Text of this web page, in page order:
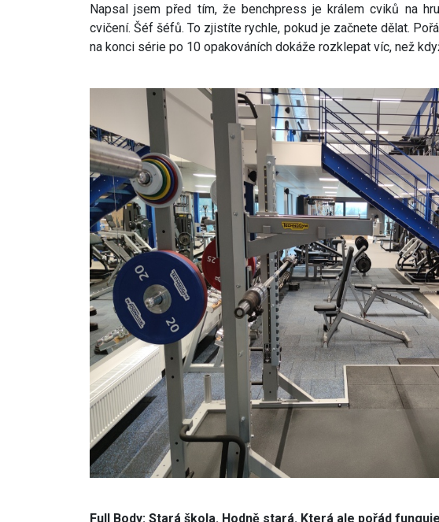
Napsal jsem před tím, že benchpress je králem cviků na
cvičení. Šéf šéfů. To zjistíte rychle, pokud je začnete dělat.
na konci série po 10 opakováních dokáže rozklepat víc, než
Full Body: Stará škola. Hodně stará. Která ale pořád